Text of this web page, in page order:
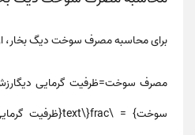
برایمحاسبه مصرف سوخت دیگ بخار،